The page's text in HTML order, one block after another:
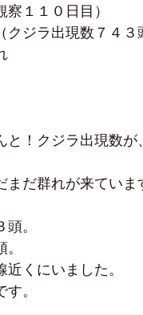
察１１０日目）
クジラ出現数７４３
と！クジラ出現数が
まだ群れが来ていま
。
近くにいました。
。